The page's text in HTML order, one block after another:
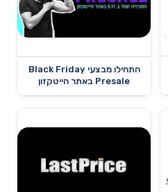
התחילו מבצעי Black Friday
Presale באתר הייטקזון